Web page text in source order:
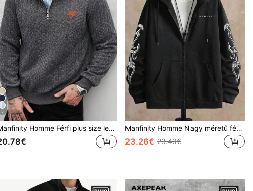
5
Manfinity Homme Férfi plus size lezser egyszínű, texturált, cipzáras, állógalléros pulóver, férfi új őszi minimalista lezser cipzáras pulóver, sokoldalú ruhadarab, alkalmas mindennapi ingázásra és utazásra, férfi kábelkötésű pulóver, férfi kötöttáru, negyedcipzáras pulóver, férfi ruházat, férfi szürke összeállítások, férfi negyedcipzáras szürke pulóver, férfi téli ruházat Manfinity Homme Nagy méretű férfi hosszú ujjú cipzáras zsebes húzózsinóros kapucnis pulóver, betűmintás, fekete grafikus mintával és fehérrel, őszre
23.26€ 23.49€